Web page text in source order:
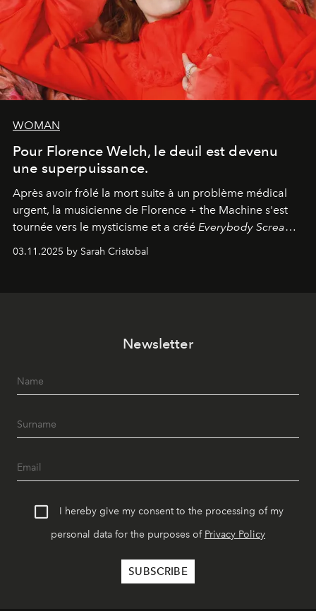
WOMAN
Pour Florence Welch, le deuil est devenu
une superpuissance.
Après avoir frôlé la mort suite à un problème médical
urgent, la musicienne de Florence + the Machine s'est
tournée vers le mysticisme et a créé Everybody Scream
l'un de ses albums les plus profonds à ce jour.
03.11.2025 by Sarah Cristobal
Newsletter
I hereby give my consent to the processing of my
personal data for the purposes of Privacy Policy